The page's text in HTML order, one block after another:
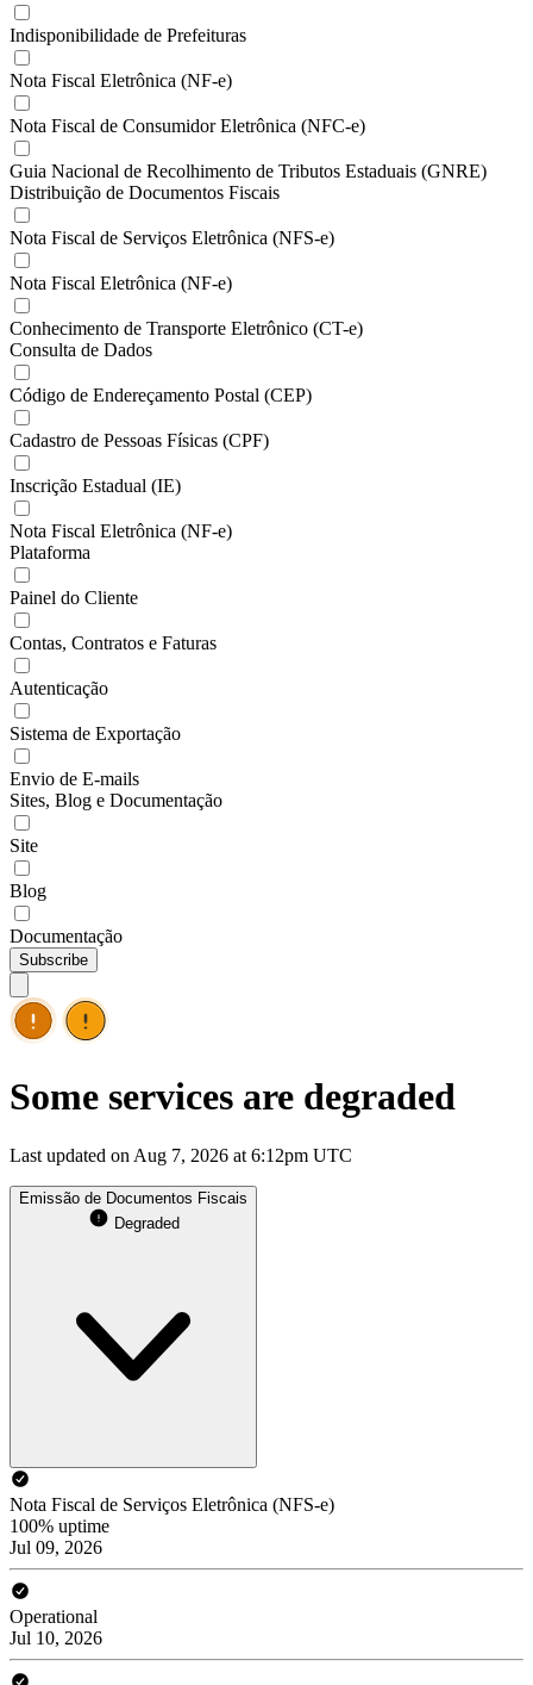
Indisponibilidade de Prefeituras
Nota Fiscal Eletrônica (NF-e)
Nota Fiscal de Consumidor Eletrônica (NFC-e)
Guia Nacional de Recolhimento de Tributos Estaduais (GNRE)
Distribuição de Documentos Fiscais
Nota Fiscal de Serviços Eletrônica (NFS-e)
Nota Fiscal Eletrônica (NF-e)
Conhecimento de Transporte Eletrônico (CT-e)
Consulta de Dados
Código de Endereçamento Postal (CEP)
Cadastro de Pessoas Físicas (CPF)
Inscrição Estadual (IE)
Nota Fiscal Eletrônica (NF-e)
Plataforma
Painel do Cliente
Contas, Contratos e Faturas
Autenticação
Sistema de Exportação
Envio de E-mails
Sites, Blog e Documentação
Site
Blog
Documentação
Subscribe
Some services are degraded
Last updated on Aug 7, 2026 at 6:12pm UTC
Emissão de Documentos Fiscais
Degraded
Nota Fiscal de Serviços Eletrônica (NFS-e)
100% uptime
Jul 09, 2026
Operational
Jul 10, 2026